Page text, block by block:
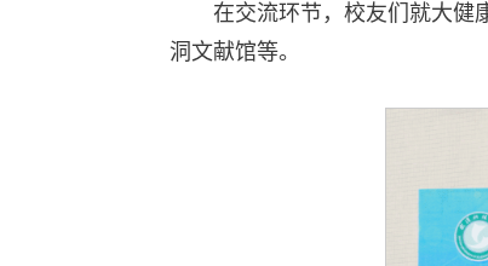
在交流环节，校友们就大健
洞文献馆等。